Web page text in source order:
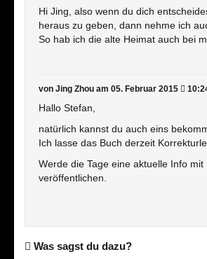
Hi Jing, also wenn du dich
heraus zu geben, dann nehme ich
So hab ich die alte Heimat auch bei
von Jing Zhou am 05. Februar 2015
Hallo Stefan,
natürlich kannst du auch eins
Ich lasse das Buch derzeit
Werde die Tage eine aktuelle Info mit
veröffentlichen.
Was sagst du dazu?